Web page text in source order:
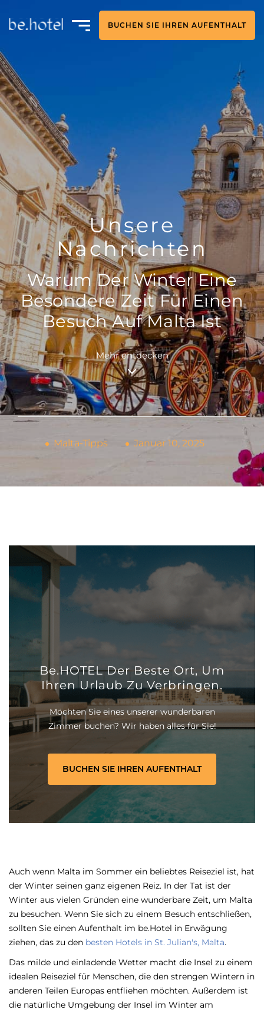
BUCHEN SIE IHREN AUFENTHALT
Unsere
Nachrichten
Warum Der Winter Eine
Besondere Zeit Für Einen
Besuch Auf Malta Ist
Mehr entdecken
Malta-Tipps Januar 10, 2025
Auch wenn Malta im Sommer ein beliebtes Reiseziel ist, hat
der Winter seinen ganz eigenen Reiz. In der Tat ist der
Winter aus vielen Gründen eine wunderbare Zeit, um Malta
zu besuchen. Wenn Sie sich zu einem Besuch entschließen,
sollten Sie einen Aufenthalt im be.Hotel in Erwägung
ziehen, das zu den besten Hotels in St. Julian's, Malta.
Das milde und einladende Wetter macht die Insel zu einem
idealen Reiseziel für Menschen, die den strengen Wintern in
anderen Teilen Europas entfliehen möchten. Außerdem ist
die natürliche Umgebung der Insel im Winter am
Be.HOTEL Der Beste Ort, Um
Ihren Urlaub Zu Verbringen.
Möchten Sie eines unserer wunderbaren
Zimmer buchen? Wir haben alles für Sie!
BUCHEN SIE IHREN AUFENTHALT